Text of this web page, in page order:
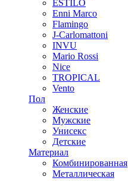
ESTILO
Enni Marco
Flamingo
J-Carlomattoni
INVU
Mario Rossi
Nice
TROPICAL
Vento
Пол
Женские
Мужские
Унисекс
Детские
Материал
Комбинированная
Металлическая